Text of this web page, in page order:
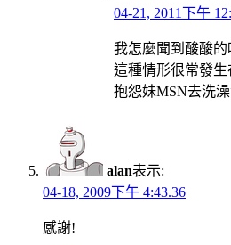
04-21, 2011下午
我怎麼聞到酸酸的
這種情形很常發
抱怨妹MSN去洗
alan表示:
04-18, 2009下午 4:43.36
感謝!